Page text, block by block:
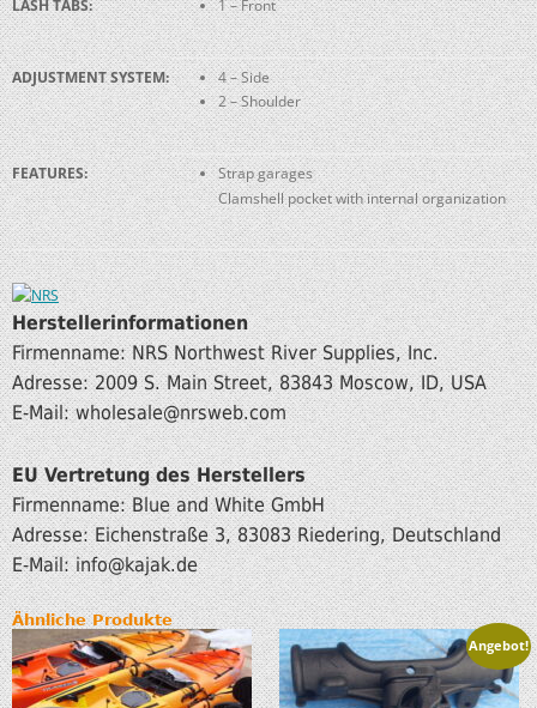
LASH TABS: 1 – Front
ADJUSTMENT SYSTEM:
4 – Side
2 – Shoulder
FEATURES: Strap garages
Clamshell pocket with internal organization
Herstellerinformationen
Firmenname: NRS Northwest River Supplies, Inc.
Adresse: 2009 S. Main Street, 83843 Moscow, ID, USA
E-Mail: wholesale@nrsweb.com
EU Vertretung des Herstellers
Firmenname: Blue and White GmbH
Adresse: Eichenstraße 3, 83083 Riedering, Deutschland
E-Mail: info@kajak.de
Ähnliche Produkte
Angebot!